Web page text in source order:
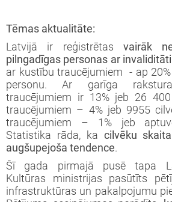
Tēmas aktualitāte:
Latvijā ir reģistrētas vairāk
pilngadīgas personas ar invaliditāti
ar kustību traucējumiem - ap
personu. Ar garīga
traucējumiem ir 13% jeb 26
traucējumiem – 4% jeb 9955
traucējumiem – 1% jeb
Statistika rāda, ka cilvēku
augšupejoša tendence.
Šī gada pirmajā pusē tapa
Kultūras ministrijas pasūtīts
infrastruktūras un pakalpojumu